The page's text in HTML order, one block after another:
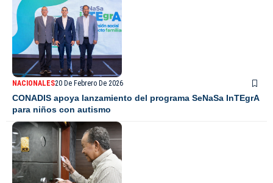
NACIONALES20 De Febrero De 2026
CONADIS apoya lanzamiento del programa SeNaSa InTEgrA
para niños con autismo